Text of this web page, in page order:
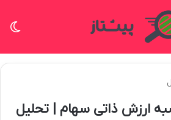
ارزش ذاتی سهام | تحلیل